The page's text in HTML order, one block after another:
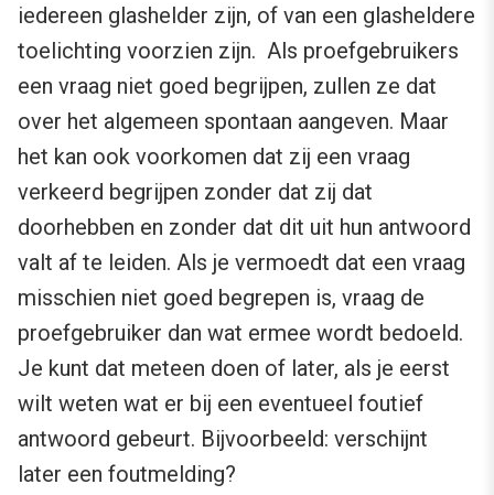
iedereen glashelder zijn, of van een glasheldere
toelichting voorzien zijn. Als proefgebruikers
een vraag niet goed begrijpen, zullen ze dat
over het algemeen spontaan aangeven. Maar
het kan ook voorkomen dat zij een vraag
verkeerd begrijpen zonder dat zij dat
doorhebben en zonder dat dit uit hun antwoord
valt af te leiden. Als je vermoedt dat een vraag
misschien niet goed begrepen is, vraag de
proefgebruiker dan wat ermee wordt bedoeld.
Je kunt dat meteen doen of later, als je eerst
wilt weten wat er bij een eventueel foutief
antwoord gebeurt. Bijvoorbeeld: verschijnt
later een foutmelding?